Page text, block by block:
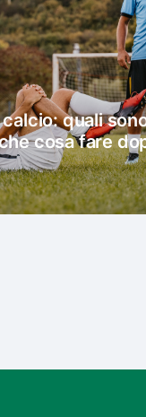
quali
cosa fare